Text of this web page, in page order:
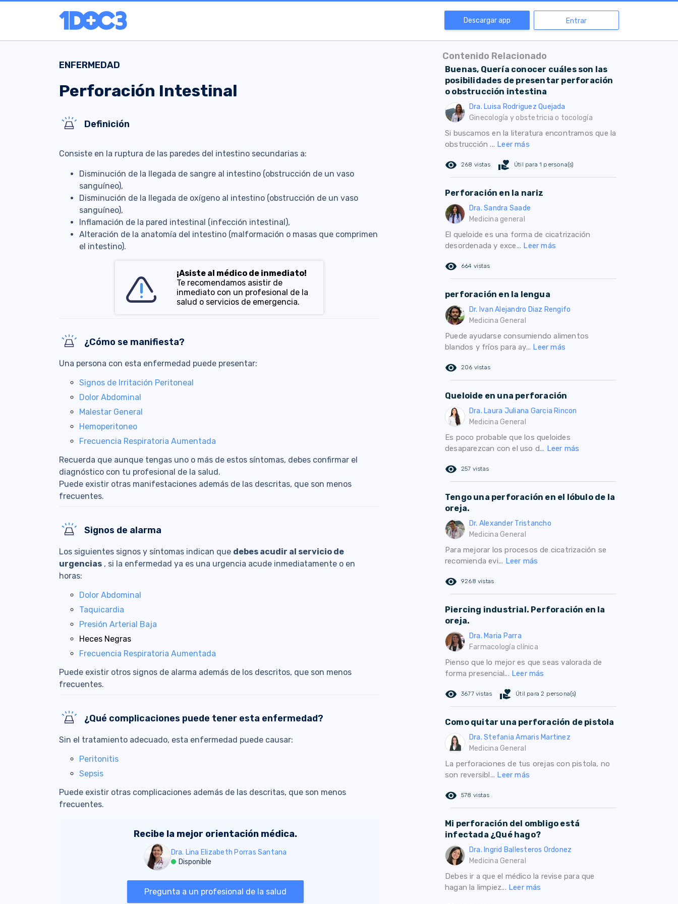
Descargar app Entrar
ENFERMEDAD
Perforación Intestinal
Definición
Consiste en la ruptura de las paredes del intestino secundarias a:
Disminución de la llegada de sangre al intestino (obstrucción de un vaso
sanguíneo),
Disminución de la llegada de oxígeno al intestino (obstrucción de un vaso
sanguíneo),
Inflamación de la pared intestinal (infección intestinal),
Alteración de la anatomía del intestino (malformación o masas que comprimen
el intestino).
¡Asiste al médico de inmediato!
Te recomendamos asistir de
inmediato con un profesional de la
salud o servicios de emergencia.
¿Cómo se manifiesta?
Una persona con esta enfermedad puede presentar:
Signos de Irritación Peritoneal
Dolor Abdominal
Malestar General
Hemoperitoneo
Frecuencia Respiratoria Aumentada
Recuerda que aunque tengas uno o más de estos síntomas, debes confirmar el
diagnóstico con tu profesional de la salud.
Puede existir otras manifestaciones además de las descritas, que son menos
frecuentes.
Signos de alarma
Los siguientes signos y síntomas indican que debes acudir al servicio de
urgencias , si la enfermedad ya es una urgencia acude inmediatamente o en
horas:
Dolor Abdominal
Taquicardia
Presión Arterial Baja
Heces Negras
Frecuencia Respiratoria Aumentada
Puede existir otros signos de alarma además de los descritos, que son menos
frecuentes.
¿Qué complicaciones puede tener esta enfermedad?
Sin el tratamiento adecuado, esta enfermedad puede causar:
Peritonitis
Sepsis
Puede existir otras complicaciones además de las descritas, que son menos
frecuentes.
Recibe la mejor orientación médica.
Dra. Lina Elizabeth Porras Santana
Disponible
Pregunta a un profesional de la salud
Contenido Relacionado
Buenas, Quería conocer cuáles son las
posibilidades de presentar perforación
o obstrucción intestina
Dra. Luisa Rodriguez Quejada
Ginecología y obstetricia o tocología
Si buscamos en la literatura encontramos que la
obstrucción ... Leer más
remove_red_eye 268 vistas volunteer_activism Útil para 1 persona(s)
Perforación en la nariz
Dra. Sandra Saade
Medicina general
El queloide es una forma de cicatrización
desordenada y exce... Leer más
remove_red_eye 664 vistas
perforación en la lengua
Dr. Ivan Alejandro Diaz Rengifo
Medicina General
Puede ayudarse consumiendo alimentos
blandos y fríos para ay... Leer más
remove_red_eye 206 vistas
Queloide en una perforación
Dra. Laura Juliana Garcia Rincon
Medicina General
Es poco probable que los queloides
desaparezcan con el uso d... Leer más
remove_red_eye 257 vistas
Tengo una perforación en el lóbulo de la
oreja.
Dr. Alexander Tristancho
Medicina General
Para mejorar los procesos de cicatrización se
recomienda evi... Leer más
remove_red_eye 9268 vistas
Piercing industrial. Perforación en la
oreja.
Dra. Maria Parra
Farmacología clínica
Pienso que lo mejor es que seas valorada de
forma presencial... Leer más
remove_red_eye 3677 vistas volunteer_activism Útil para 2 persona(s)
Como quitar una perforación de pistola
Dra. Stefania Amaris Martinez
Medicina General
La perforaciones de tus orejas con pistola, no
son reversibl... Leer más
remove_red_eye 578 vistas
Mi perforación del ombligo está
infectada ¿Qué hago?
Dra. Ingrid Ballesteros Ordonez
Medicina General
Debes ir a que el médico la revise para que
hagan la limpiez... Leer más